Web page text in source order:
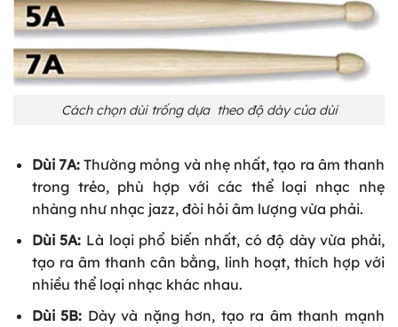
Cách chọn dùi trống dựa theo độ dày của dùi
Dùi 7A: Thường mỏng và nhẹ nhất, tạo ra âm thanh
trong trẻo, phù hợp với các thể loại nhạc nhẹ
nhàng như nhạc jazz, đòi hỏi âm lượng vừa phải.
Dùi 5A: Là loại phổ biến nhất, có độ dày vừa phải,
tạo ra âm thanh cân bằng, linh hoạt, thích hợp với
nhiều thể loại nhạc khác nhau.
Dùi 5B: Dày và nặng hơn, tạo ra âm thanh mạnh